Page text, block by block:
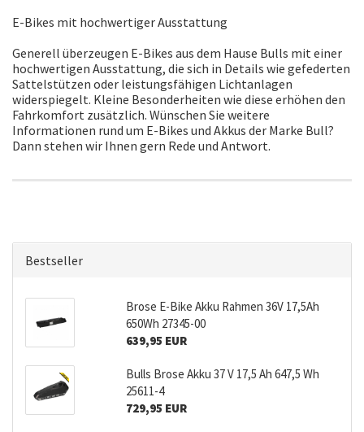
E-Bikes mit hochwertiger Ausstattung
Generell überzeugen E-Bikes aus dem Hause Bulls mit einer
hochwertigen Ausstattung, die sich in Details wie gefederten
Sattelstützen oder leistungsfähigen Lichtanlagen
widerspiegelt. Kleine Besonderheiten wie diese erhöhen den
Fahrkomfort zusätzlich. Wünschen Sie weitere
Informationen rund um E-Bikes und Akkus der Marke Bull?
Dann stehen wir Ihnen gern Rede und Antwort.
Bestseller
Brose E-Bike Akku Rahmen 36V 17,5Ah
650Wh 27345-00
639,95 EUR
Bulls Brose Akku 37 V 17,5 Ah 647,5 Wh
25611-4
729,95 EUR